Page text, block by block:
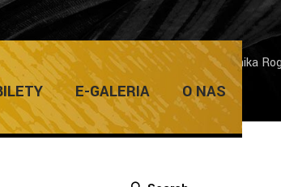
E-GALERIA O NAS
Artystycznych/Wystawa prac Dominika